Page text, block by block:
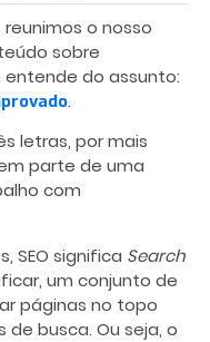
o nosso
sobre
do assunto:
.
letras, por mais
parte de uma
com
SEO significa Search
um conjunto de
páginas no topo
busca. Ou seja, o